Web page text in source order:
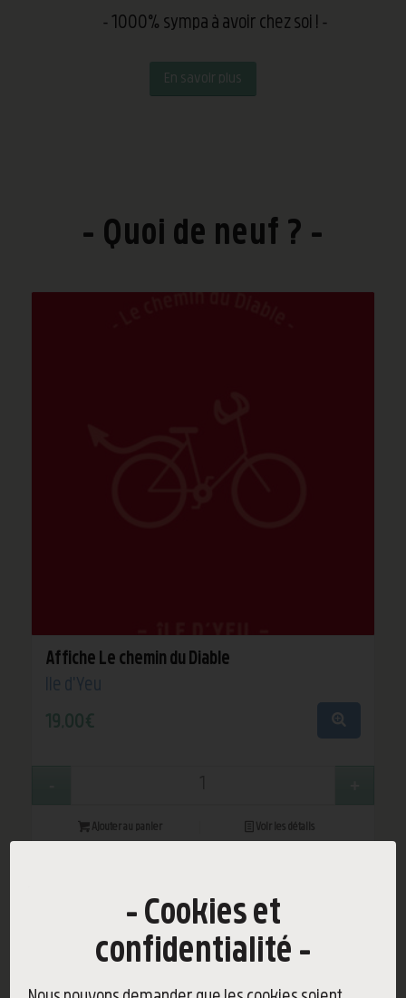
Cookies et
confidentialité
1000% sympa à avoir chez soi !
En savoir plus
Quoi de neuf ?
Affiche Le chemin du Diable
Île d'Yeu
19,00€
Ajouter au panier Voir les détails